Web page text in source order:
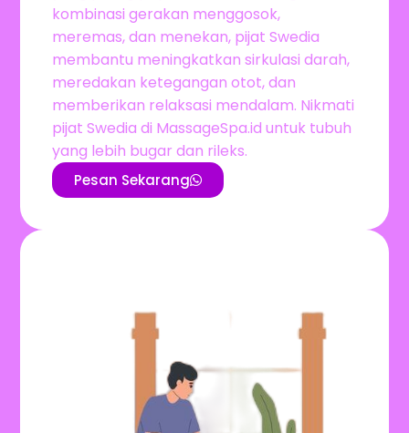
kombinasi gerakan menggosok,
meremas, dan menekan, pijat Swedia
membantu meningkatkan sirkulasi darah,
meredakan ketegangan otot, dan
memberikan relaksasi mendalam. Nikmati
pijat Swedia di MassageSpa.id untuk tubuh
yang lebih bugar dan rileks.
Pesan Sekarang